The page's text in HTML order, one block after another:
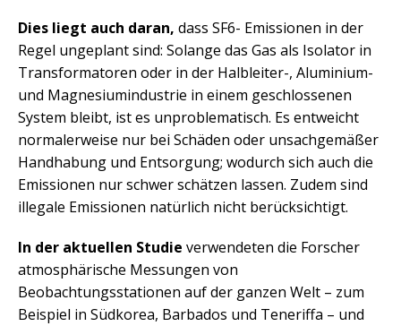
Dies liegt auch daran, dass SF6- Emissionen in der
Regel ungeplant sind: Solange das Gas als Isolator in
Transformatoren oder in der Halbleiter-, Aluminium-
und Magnesiumindustrie in einem geschlossenen
System bleibt, ist es unproblematisch. Es entweicht
normalerweise nur bei Schäden oder unsachgemäßer
Handhabung und Entsorgung; wodurch sich auch die
Emissionen nur schwer schätzen lassen. Zudem sind
illegale Emissionen natürlich nicht berücksichtigt.
In der aktuellen Studie verwendeten die Forscher
atmosphärische Messungen von
Beobachtungsstationen auf der ganzen Welt – zum
Beispiel in Südkorea, Barbados und Teneriffa – und